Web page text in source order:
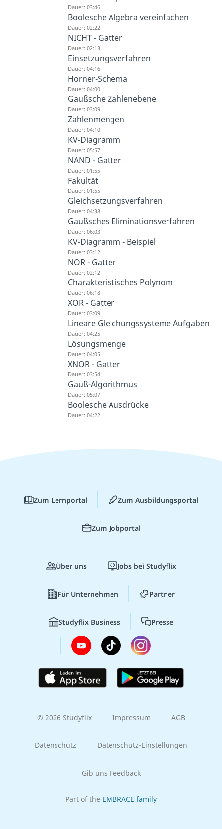
Dauer: 03:46
Boolesche Algebra vereinfachen
Dauer: 02:22
NICHT - Gatter
Dauer: 02:13
Einsetzungsverfahren
Dauer: 04:16
Horner-Schema
Dauer: 04:00
Gaußsche Zahlenebene
Dauer: 03:09
Zahlenmengen
Dauer: 04:10
KV-Diagramm
Dauer: 05:57
NAND - Gatter
Dauer: 01:55
Fakultät
Dauer: 01:55
Gleichsetzungsverfahren
Dauer: 04:38
Gaußsches Eliminationsverfahren
Dauer: 06:03
KV-Diagramm - Beispiel
Dauer: 03:12
NOR - Gatter
Dauer: 02:12
Charakteristisches Polynom
Dauer: 06:18
XOR - Gatter
Dauer: 03:09
Lineare Gleichungssysteme Aufgaben
Dauer: 04:25
Lösungsmenge
Dauer: 04:05
XNOR - Gatter
Dauer: 03:54
Gauß-Algorithmus
Dauer: 05:07
Boolesche Ausdrücke
Dauer: 04:22
Zum Lernportal Zum Ausbildungsportal
Zum Jobportal
Über uns Jobs bei Studyflix
Für Unternehmen Partner
Studyflix Business Presse
© 2026 Studyflix Impressum AGB
Datenschutz Datenschutz-Einstellungen
Gib uns Feedback
Part of the EMBRACE family